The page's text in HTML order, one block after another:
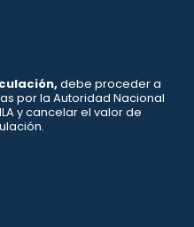
debe proceder a
por la Autoridad Nacional
y cancelar el valor de